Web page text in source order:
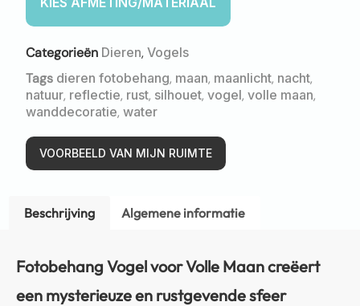
Categorieën Dieren, Vogels
Tags dieren fotobehang, maan, maanlicht, nacht,
natuur, reflectie, rust, silhouet, vogel, volle maan,
wanddecoratie, water
VOORBEELD VAN MIJN RUIMTE
Beschrijving Algemene informatie
Fotobehang Vogel voor Volle Maan creëert
een mysterieuze en rustgevende sfeer